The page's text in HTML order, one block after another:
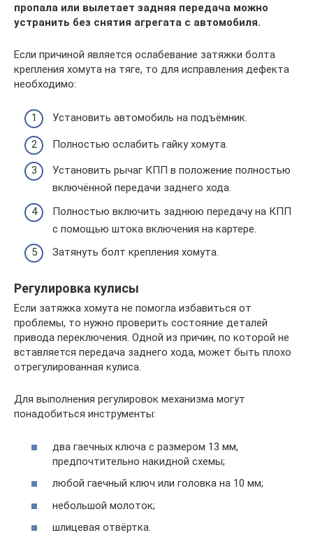
пропала или вылетает задняя передача можно
устранить без снятия агрегата с автомобиля.
Если причиной является ослабевание затяжки болта
крепления хомута на тяге, то для исправления дефекта
необходимо:
Установить автомобиль на подъёмник.
Полностью ослабить гайку хомута.
Установить рычаг КПП в положение полностью
включённой передачи заднего хода.
Полностью включить заднюю передачу на КПП
с помощью штока включения на картере.
Затянуть болт крепления хомута.
Регулировка кулисы
Если затяжка хомута не помогла избавиться от
проблемы, то нужно проверить состояние деталей
привода переключения. Одной из причин, по которой не
вставляется передача заднего хода, может быть плохо
отрегулированная кулиса.
Для выполнения регулировок механизма могут
понадобиться инструменты:
два гаечных ключа с размером 13 мм,
предпочтительно накидной схемы;
любой гаечный ключ или головка на 10 мм;
небольшой молоток;
шлицевая отвёртка.